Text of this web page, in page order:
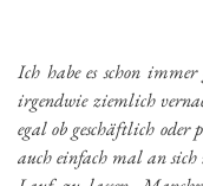
Ich habe es schon
irgendwie ziemlich
egal ob geschäftlich
auch einfach mal an sich